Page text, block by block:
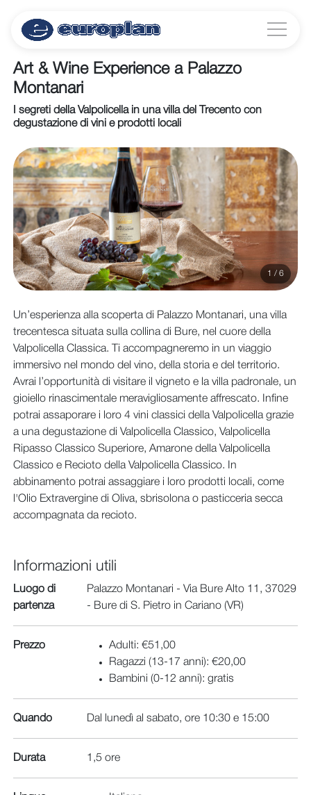
Art & Wine Experience a Palazzo
Montanari
I segreti della Valpolicella in una villa del Trecento con
degustazione di vini e prodotti locali
1 / 6
Un’esperienza alla scoperta di Palazzo Montanari, una villa
trecentesca situata sulla collina di Bure, nel cuore della
Valpolicella Classica. Ti accompagneremo in un viaggio
immersivo nel mondo del vino, della storia e del territorio.
Avrai l’opportunità di visitare il vigneto e la villa padronale, un
gioiello rinascimentale meravigliosamente affrescato. Infine
potrai assaporare i loro 4 vini classici della Valpolicella grazie
a una degustazione di Valpolicella Classico, Valpolicella
Ripasso Classico Superiore, Amarone della Valpolicella
Classico e Recioto della Valpolicella Classico. In
abbinamento potrai assaggiare i loro prodotti locali, come
l'Olio Extravergine di Oliva, sbrisolona o pasticceria secca
accompagnata da recioto.
Informazioni utili
Luogo di
partenza
Palazzo Montanari - Via Bure Alto 11, 37029
- Bure di S. Pietro in Cariano (VR)
Prezzo
Adulti: €51,00
Ragazzi (13-17 anni): €20,00
Bambini (0-12 anni): gratis
Quando Dal lunedì al sabato, ore 10:30 e 15:00
Durata 1,5 ore